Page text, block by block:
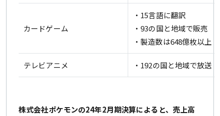
カードゲーム
・15言語に翻訳
・93の国と地域で販売
・製造数は648億枚以上
テレビアニメ ・192の国と地域で放送
株式会社ポケモンの24年2月期決算によると、売上高